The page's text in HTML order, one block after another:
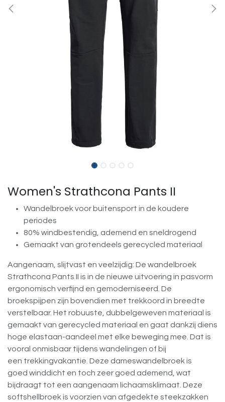
Women's Strathcona Pants II
Wandelbroek voor buitensport in de koudere
periodes
80% windbestendig, ademend en sneldrogend
Gemaakt van grotendeels gerecycled materiaal
Aangenaam, slijtvast en veelzijdig: De wandelbroek
Strathcona Pants II is in de nieuwe uitvoering in pasvorm
ergonomisch verfijnd en gemoderniseerd. De
broekspijpen zijn bovendien met trekkoord in breedte
verstelbaar. Het robuuste, dubbelgeweven materiaal is
gemaakt van gerecycled materiaal en gaat dankzij diens
hoge elastaan-aandeel met elke beweging mee. Dat is
vooral onmisbaar tijdens wandelingen of bij
een trekkingvakantie. Deze dameswandelbroek is
goed winddicht en toch zeer goed ademend, wat
bijdraagt tot een aangenaam lichaamsklimaat. Deze
softshellbroek is voorzien van afgedekte steekzakken